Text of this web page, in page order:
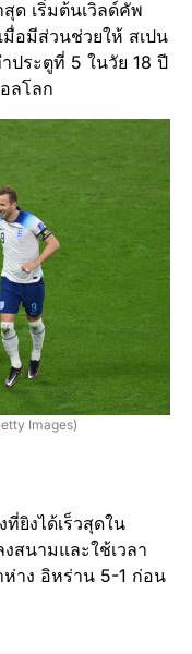
ด เริ่มต้นเวิลด์คัพ
มื่อมีส่วนช่วยให้ สเปน
ประตูที่ 5 ในวัย 18 ปี
ลโลก
Images)
ยิงได้เร็วสุดใน
สนามและใช้เวลา
ห่าง อิหร่าน 5-1 ก่อน